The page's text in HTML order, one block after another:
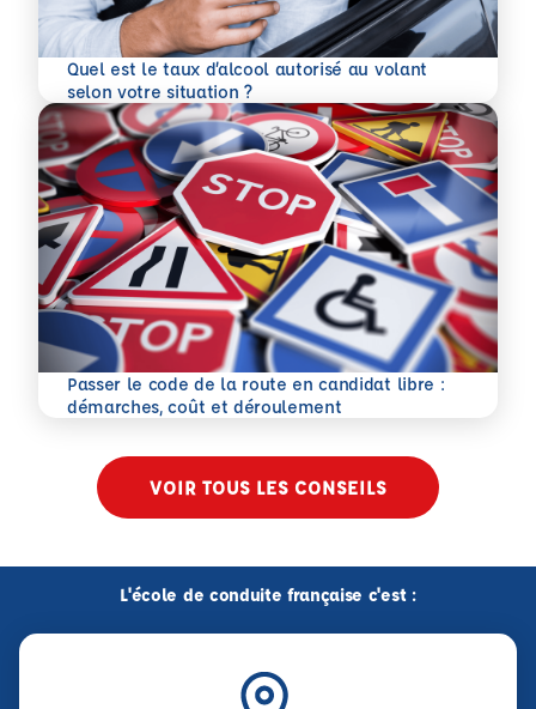
Quel est le taux d’alcool autorisé au volant
selon votre situation ?
En savoir plus
Passer le code de la route en candidat libre :
démarches, coût et déroulement
En savoir plus
VOIR TOUS LES CONSEILS
L'école de conduite française c'est :